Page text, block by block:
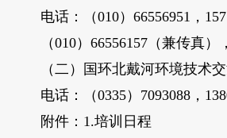
电话：（010）66556951，
（010）66556157（兼传真）
（二）国环北戴河环境技术交
电话：（0335）7093088，
附件：1.培训日程